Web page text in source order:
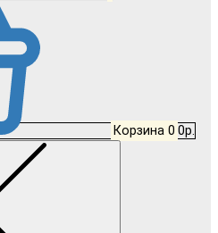
Корзина 0 0р.